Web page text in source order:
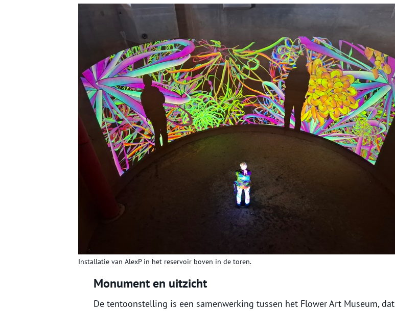
Installatie van AlexP in het reservoir boven in de toren.
Monument en uitzicht
De tentoonstelling is een samenwerking tussen het Flower Art Museum, dat